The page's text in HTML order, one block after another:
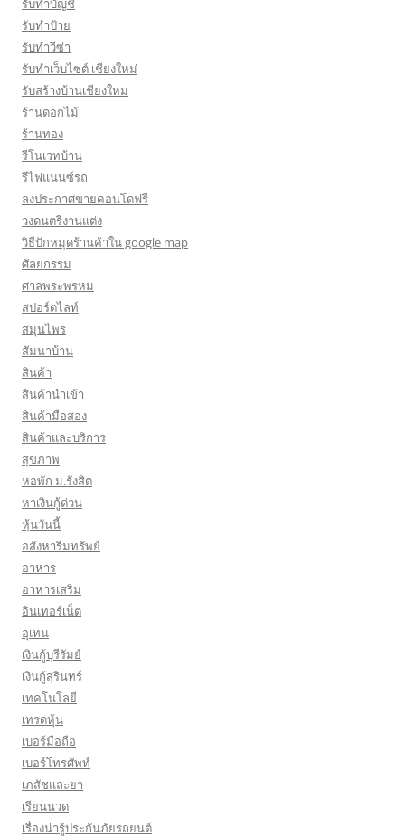
รับทำบัญชี
รับทำป้าย
รับทำวีซ่า
รับทำเว็บไซต์ เชียงใหม่
รับสร้างบ้านเชียงใหม่
ร้านดอกไม้
ร้านทอง
รีโนเวทบ้าน
รีไฟแนนซ์รถ
ลงประกาศขายคอนโดฟรี
วงดนตรีงานแต่ง
วิธีปักหมุดร้านค้าใน google map
ศัลยกรรม
ศาลพระพรหม
สปอร์ตไลท์
สมุนไพร
สัมนาบ้าน
สินค้า
สินค้านำเข้า
สินค้ามือสอง
สินค้าและบริการ
สุขภาพ
หอพัก ม.รังสิต
หาเงินกู้ด่วน
หุ้นวันนี้
อสังหาริมทรัพย์
อาหาร
อาหารเสริม
อินเทอร์เน็ต
อุเทน
เงินกู้บุรีรัมย์
เงินกู้สุรินทร์
เทคโนโลยี
เทรดหุ้น
เบอร์มือถือ
เบอร์โทรศัพท์
เภสัชและยา
เรียนนวด
เรื่องน่ารู้ประกันภัยรถยนต์